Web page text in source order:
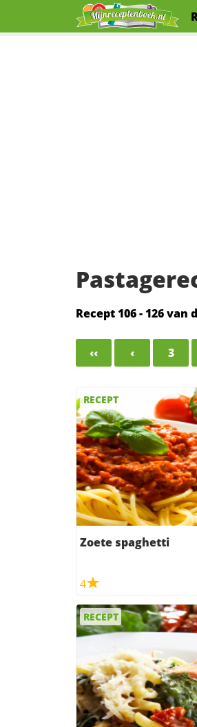
Recept 106 - 126
‹‹ ‹ 3
RECEPT
Zoete spaghetti
4
RECEPT